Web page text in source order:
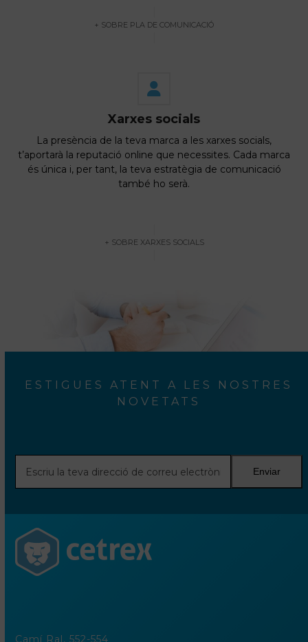
+ SOBRE PLA DE COMUNICACIÓ
Xarxes socials
La presència de la teva marca a les xarxes socials,
t’aportarà la reputació online que necessites. Cada marca
és única i, per tant, la teva estratègia de comunicació
també ho serà.
+ SOBRE XARXES SOCIALS
ESTIGUES ATENT A LES NOSTRES
NOVETATS
teva
correu
electrònic
Enviar
Camí Ral, 552-554